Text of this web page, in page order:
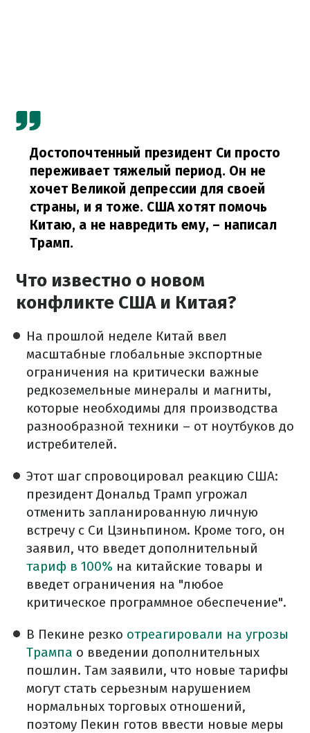
Достопочтенный президент Си просто
переживает тяжелый период. Он не
хочет Великой депрессии для своей
страны, и я тоже. США хотят помочь
Китаю, а не навредить ему, – написал
Трамп.
Что известно о новом
конфликте США и Китая?
На прошлой неделе Китай ввел
масштабные глобальные экспортные
ограничения на критически важные
редкоземельные минералы и магниты,
которые необходимы для производства
разнообразной техники – от ноутбуков до
истребителей.
Этот шаг спровоцировал реакцию США:
президент Дональд Трамп угрожал
отменить запланированную личную
встречу с Си Цзиньпином. Кроме того, он
заявил, что введет дополнительный
тариф в 100% на китайские товары и
введет ограничения на "любое
критическое программное обеспечение".
В Пекине резко отреагировали на угрозы
Трампа о введении дополнительных
пошлин. Там заявили, что новые тарифы
могут стать серьезным нарушением
нормальных торговых отношений,
поэтому Пекин готов ввести новые меры